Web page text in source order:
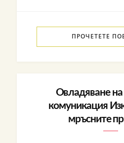
ПРОЧЕТЕТЕ
Овладяване на
комуникация
мръсните